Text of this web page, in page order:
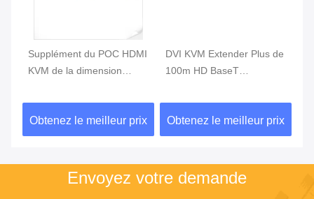
Supplément du POC HDMI
KVM de la dimension
télécommande
Obtenez le meilleur prix
DVI KVM Extender Plus de
100m HD BaseT
optique Un câble Cat6 7
Obtenez le meilleur prix
Envoyez votre demande